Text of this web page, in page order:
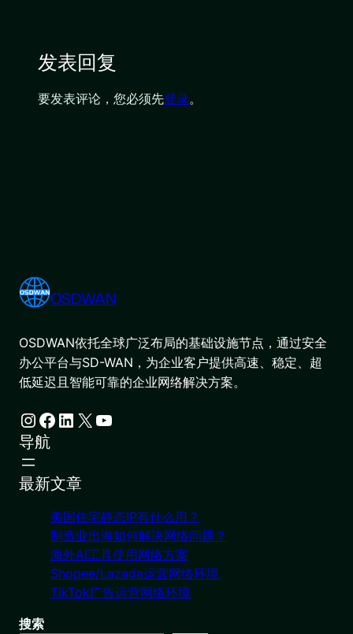
发表回复
要发表评论，您必须先登录。
OSDWAN
OSDWAN依托全球广泛布局的基础设施节点，通过安全
办公平台与SD-WAN，为企业客户提供高速、稳定、超
低延迟且智能可靠的企业网络解决方案。
Instagram Facebook LinkedIn X YouTube
导航
最新文章
美国住宅静态IP有什么用？
制造业出海如何解决网络问题？
海外AI工具使用网络方案
Shopee/Lazada运营网络环境
TikTok广告运营网络环境
搜索